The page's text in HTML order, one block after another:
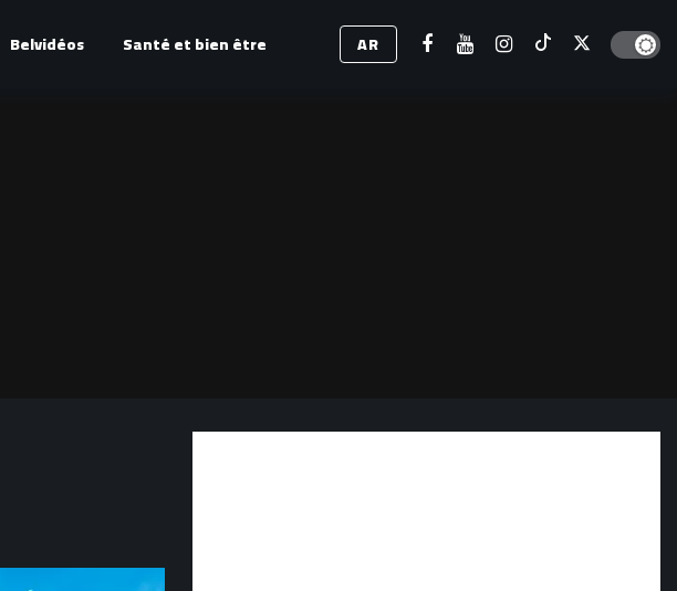
Belvidéos Santé et bien être AR Dark